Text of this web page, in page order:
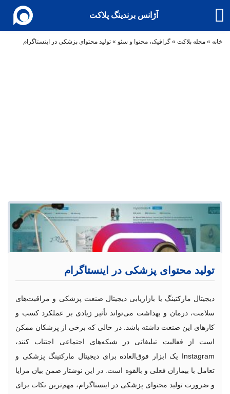
آژانس برندینگ پلاکت
خانه » مجله پلاکت » گرافیک، محتوا و سئو » تولید محتوای پزشکی در اینستاگرام
07 مهر1400
5/5 - (10 امتیاز)
تولید محتوای پزشکی در اینستاگرام
دیجیتال مارکتینگ یا بازاریابی دیجیتال صنعت پزشکی و مراقبت‌های
سلامت، درمان و بهداشت می‌تواند تأثیر زیادی بر عملکرد کسب و
کارهای این صنعت داشته باشد. در حالی که برخی از پزشکان ممکن
است از فعالیت تبلیغاتی در شبکه‌های اجتماعی اجتناب کنند،
Instagram یک ابزار فوق‌العاده برای دیجیتال مارکتینگ پزشکی و
تعامل با بیماران فعلی و بالقوه است. در این نوشتار ضمن بیان مزایا
و ضرورت تولید محتوای پزشکی در اینستاگرام، مهم‌ترین نکات برای